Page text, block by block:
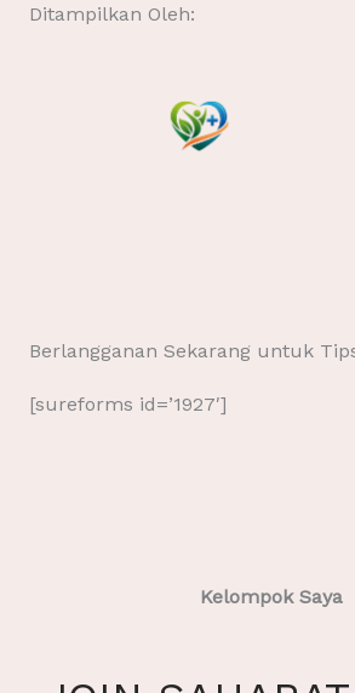
Ditampilkan Oleh:
Berlangganan Sekarang untuk
[sureforms id=’1927′]
Kelompok Saya